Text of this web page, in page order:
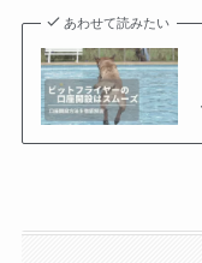
あわせて読みたい